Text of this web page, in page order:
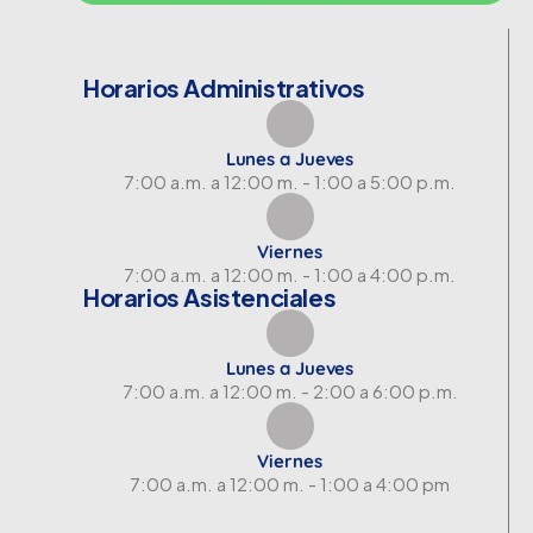
Horarios Administrativos
Lunes a Jueves
7:00 a.m. a 12:00 m. - 1:00 a 5:00 p.m.
Viernes
7:00 a.m. a 12:00 m. - 1:00 a 4:00 p.m.
Horarios Asistenciales
Lunes a Jueves
7:00 a.m. a 12:00 m. - 2:00 a 6:00 p.m.
Viernes
7:00 a.m. a 12:00 m. - 1:00 a 4:00 pm